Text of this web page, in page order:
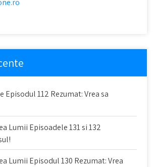
Episodul 112 Rezumat: Vrea sa
Lumii Episoadele 131 si 132
Lumii Episodul 130 Rezumat: Vrea